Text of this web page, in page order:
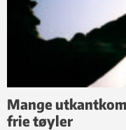
Mange
frie tøyler